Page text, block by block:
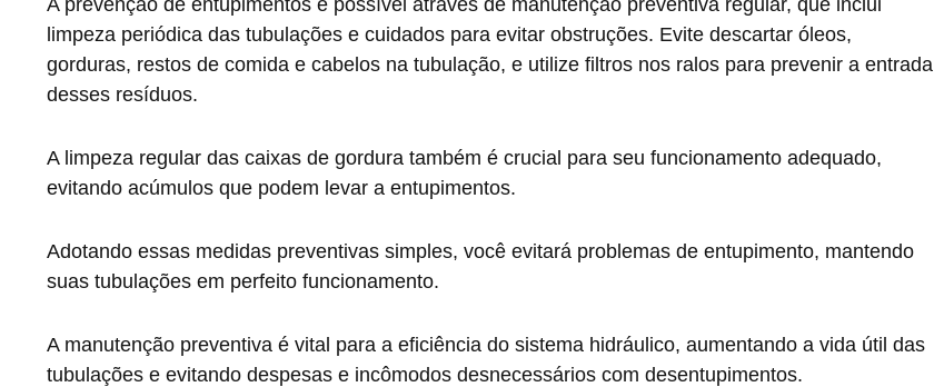
limpeza periódica das tubulações e cuidados para evitar obstruções. Evite descartar óleos,
gorduras, restos de comida e cabelos na tubulação, e utilize filtros nos ralos para prevenir a entrada
desses resíduos.
A limpeza regular das caixas de gordura também é crucial para seu funcionamento adequado,
evitando acúmulos que podem levar a entupimentos.
Adotando essas medidas preventivas simples, você evitará problemas de entupimento, mantendo
suas tubulações em perfeito funcionamento.
A manutenção preventiva é vital para a eficiência do sistema hidráulico, aumentando a vida útil das
tubulações e evitando despesas e incômodos desnecessários com desentupimentos.